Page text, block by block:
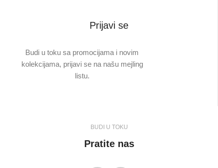
Prijavi se
Budi u toku sa promocijama i novim
kolekcijama, prijavi se na našu mejling
listu.
BUDI U TOKU
Pratite nas